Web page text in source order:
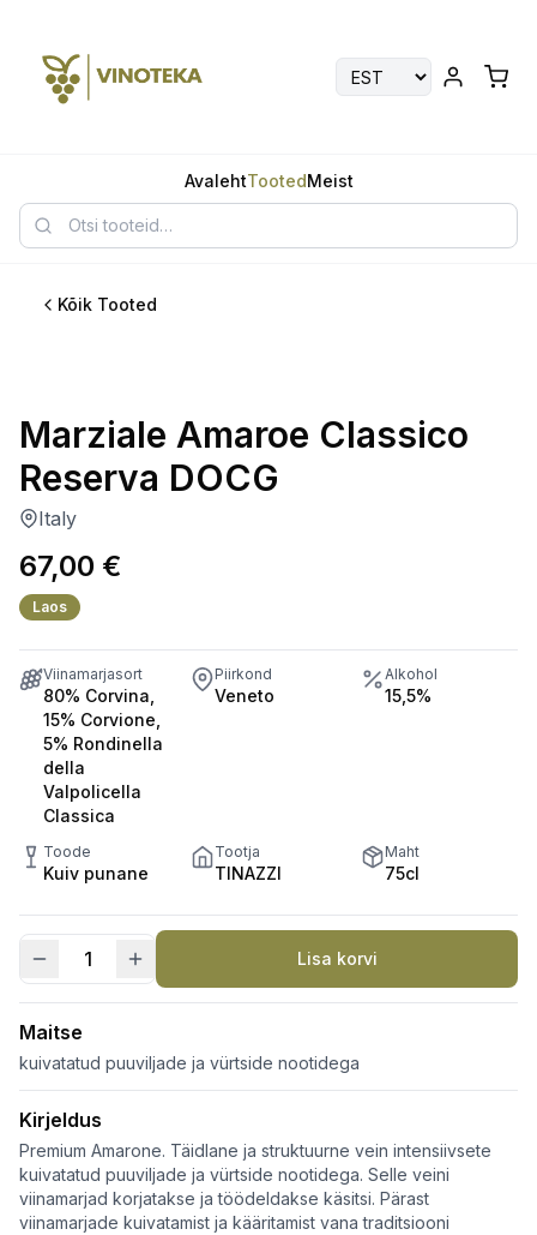
AvalehtTootedMeist
Kõik Tooted
Marziale Amaroe Classico
Reserva DOCG
Italy
67,00 €
Laos
Viinamarjasort
80% Corvina,
15% Corvione,
5% Rondinella
della
Valpolicella
Classica
Piirkond
Veneto
Alkohol
15,5%
Toode
Kuiv punane
Tootja
TINAZZI
Maht
75cl
Marziale
Amaroe
Classico
Reserva
DOCG
kogus
Lisa korvi
Maitse
kuivatatud puuviljade ja vürtside nootidega
Kirjeldus
Premium Amarone. Täidlane ja struktuurne vein intensiivsete
kuivatatud puuviljade ja vürtside nootidega. Selle veini
viinamarjad korjatakse ja töödeldakse käsitsi. Pärast
viinamarjade kuivatamist ja kääritamist vana traditsiooni